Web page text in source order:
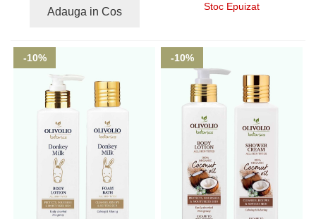
Adauga in Cos Stoc Epuizat
-10% -10%